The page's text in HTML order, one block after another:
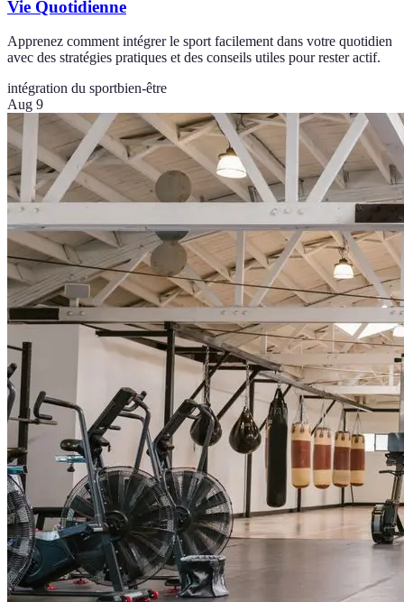
Vie Quotidienne
Apprenez comment intégrer le sport facilement dans votre quotidien
avec des stratégies pratiques et des conseils utiles pour rester actif.
intégration du sportbien-être
Aug 9